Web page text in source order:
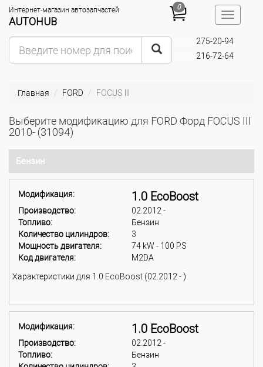
Toggle
0
Интернет-магазин автозапчастей
AUTOHUB
275-20-94
216-72-64
Главная FORD FOCUS III
Выберите модификацию для FORD Форд FOCUS III
2010- (31094)
Бензин
Модификация: 1.0 EcoBoost
Производство:
02.2012 -
Топливо:
Бензин
Количество цилиндров:
3
Мощность двигателя:
74 kW - 100 PS
Код двигателя:
M2DA
Характеристики для 1.0 EcoBoost (02.2012 - )
Модификация: 1.0 EcoBoost
Производство:
02.2012 -
Топливо:
Бензин